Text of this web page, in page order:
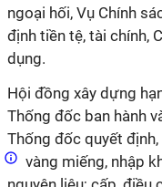
ngoại hối, Vụ Chính
định tiền tệ, tài chính,
dụng.
Hội đồng xây dựng
Thống đốc ban hành
Thống đốc quyết
vàng miếng, nhập